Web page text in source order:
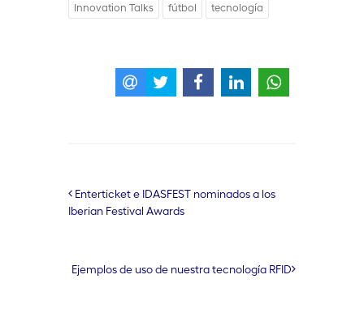
Innovation Talks fútbol tecnología
Enterticket e IDASFEST nominados a los
Iberian Festival Awards
Ejemplos de uso de nuestra tecnología RFID